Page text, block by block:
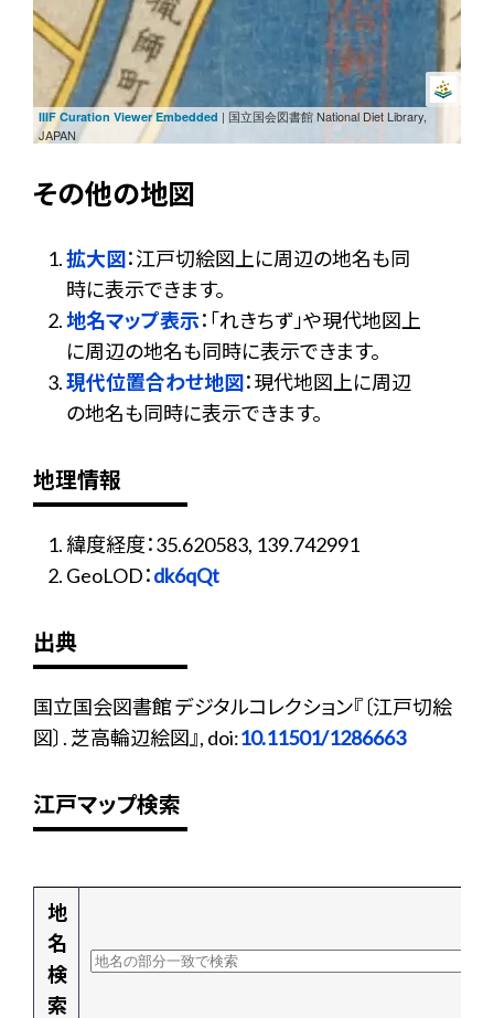
IIIF Curation Viewer Embedded | 国立国会図書館 National Diet Library,
JAPAN
その他の地図
拡大図：江戸切絵図上に周辺の地名も同
時に表示できます。
地名マップ表示：「れきちず」や現代地図上
に周辺の地名も同時に表示できます。
現代位置合わせ地図：現代地図上に周辺
の地名も同時に表示できます。
地理情報
緯度経度：35.620583, 139.742991
GeoLOD：dk6qQt
出典
国立国会図書館 デジタルコレクション『〔江戸切絵
図〕. 芝高輪辺絵図』, doi:10.11501/1286663
江戸マップ検索
地
名
検
索